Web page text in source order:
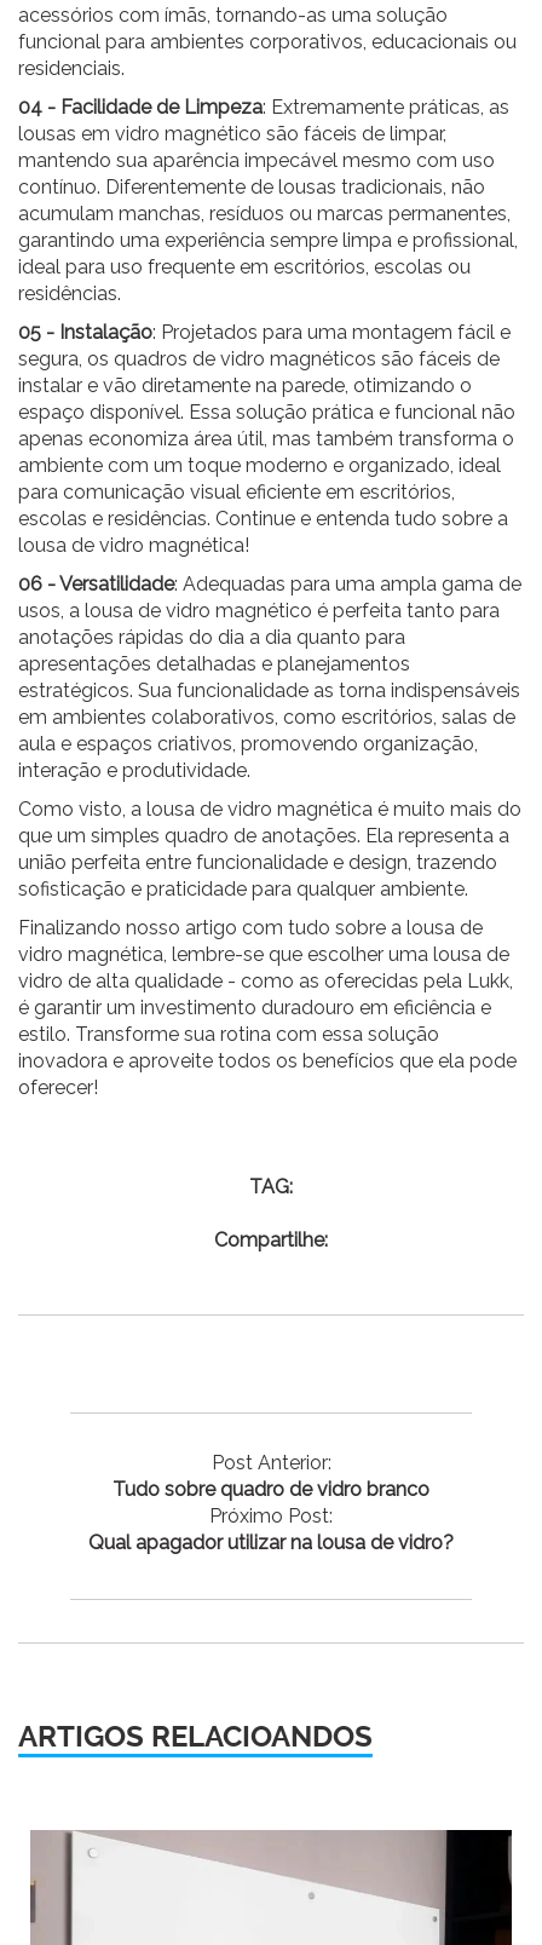
acessórios com ímãs, tornando-as uma solução
funcional para ambientes corporativos, educacionais ou
residenciais.
04 - Facilidade de Limpeza: Extremamente práticas, as
lousas em vidro magnético são fáceis de limpar,
mantendo sua aparência impecável mesmo com uso
contínuo. Diferentemente de lousas tradicionais, não
acumulam manchas, resíduos ou marcas permanentes,
garantindo uma experiência sempre limpa e profissional,
ideal para uso frequente em escritórios, escolas ou
residências.
05 - Instalação: Projetados para uma montagem fácil e
segura, os quadros de vidro magnéticos são fáceis de
instalar e vão diretamente na parede, otimizando o
espaço disponível. Essa solução prática e funcional não
apenas economiza área útil, mas também transforma o
ambiente com um toque moderno e organizado, ideal
para comunicação visual eficiente em escritórios,
escolas e residências. Continue e entenda tudo sobre a
lousa de vidro magnética!
06 - Versatilidade: Adequadas para uma ampla gama de
usos, a lousa de vidro magnético é perfeita tanto para
anotações rápidas do dia a dia quanto para
apresentações detalhadas e planejamentos
estratégicos. Sua funcionalidade as torna indispensáveis
em ambientes colaborativos, como escritórios, salas de
aula e espaços criativos, promovendo organização,
interação e produtividade.
Como visto, a lousa de vidro magnética é muito mais do
que um simples quadro de anotações. Ela representa a
união perfeita entre funcionalidade e design, trazendo
sofisticação e praticidade para qualquer ambiente.
Finalizando nosso artigo com tudo sobre a lousa de
vidro magnética, lembre-se que escolher uma lousa de
vidro de alta qualidade - como as oferecidas pela Lukk,
é garantir um investimento duradouro em eficiência e
estilo. Transforme sua rotina com essa solução
inovadora e aproveite todos os benefícios que ela pode
oferecer!
TAG:
Compartilhe:
Post Anterior:
Tudo sobre quadro de vidro branco
Próximo Post:
Qual apagador utilizar na lousa de vidro?
ARTIGOS RELACIOANDOS